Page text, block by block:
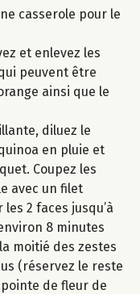
casserole pour le
et enlevez les
peuvent être
ainsi que le
diluez le
en pluie et
Coupez les
avec un filet
2 faces jusqu’à
8 minutes
moitié des zestes
(réservez le reste
de fleur de